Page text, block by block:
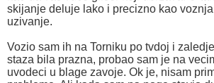
skijanje deluje lako i precizno kao
uzivanje.
Vozio sam ih na Torniku po tvdoj i
staza bila prazna, probao sam je na
uvodeci u blage zavoje. Ok je, nisam